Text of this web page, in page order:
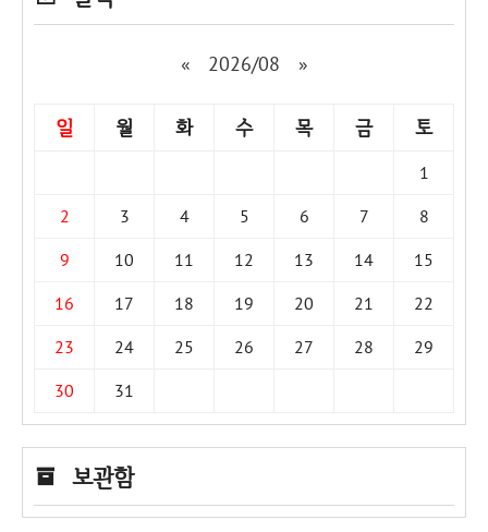
« 2026/08 »
일 월 화 수 목 금 토
1
2
3 4 5 6 7
8
9
10 11 12 13 14
15
16
17 18 19 20 21
22
23
24 25 26 27 28
29
30
31
보관함